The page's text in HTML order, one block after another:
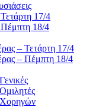
17/4
18/4
– Τετάρτη 17/4
– Πέμπτη 18/4